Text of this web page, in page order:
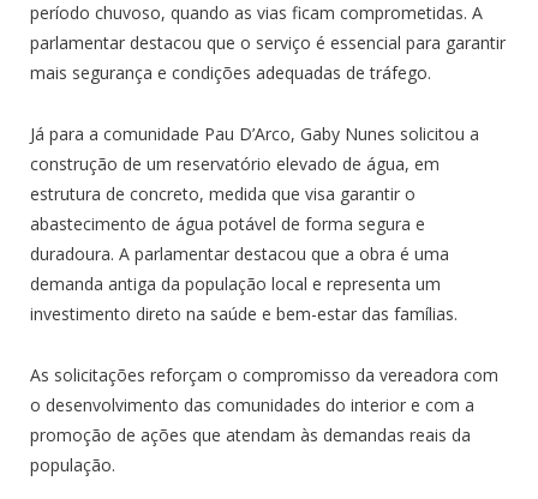
período chuvoso, quando as vias ficam comprometidas. A
parlamentar destacou que o serviço é essencial para garantir
mais segurança e condições adequadas de tráfego.
Já para a comunidade Pau D’Arco, Gaby Nunes solicitou a
construção de um reservatório elevado de água, em
estrutura de concreto, medida que visa garantir o
abastecimento de água potável de forma segura e
duradoura. A parlamentar destacou que a obra é uma
demanda antiga da população local e representa um
investimento direto na saúde e bem-estar das famílias.
As solicitações reforçam o compromisso da vereadora com
o desenvolvimento das comunidades do interior e com a
promoção de ações que atendam às demandas reais da
população.